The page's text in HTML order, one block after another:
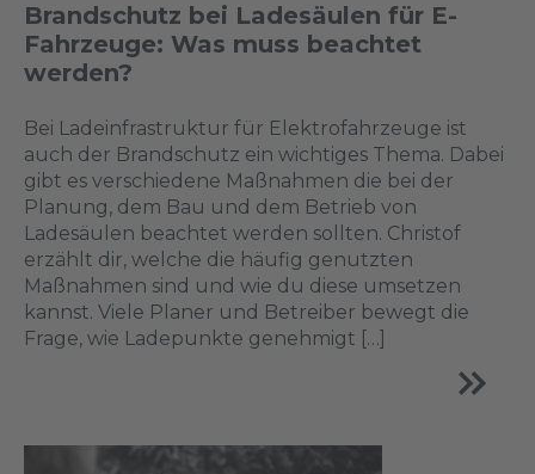
Brandschutz bei Ladesäulen für E-
Fahrzeuge: Was muss beachtet
werden?
Bei Ladeinfrastruktur für Elektrofahrzeuge ist
auch der Brandschutz ein wichtiges Thema. Dabei
gibt es verschiedene Maßnahmen die bei der
Planung, dem Bau und dem Betrieb von
Ladesäulen beachtet werden sollten. Christof
erzählt dir, welche die häufig genutzten
Maßnahmen sind und wie du diese umsetzen
kannst. Viele Planer und Betreiber bewegt die
Frage, wie Ladepunkte genehmigt […]